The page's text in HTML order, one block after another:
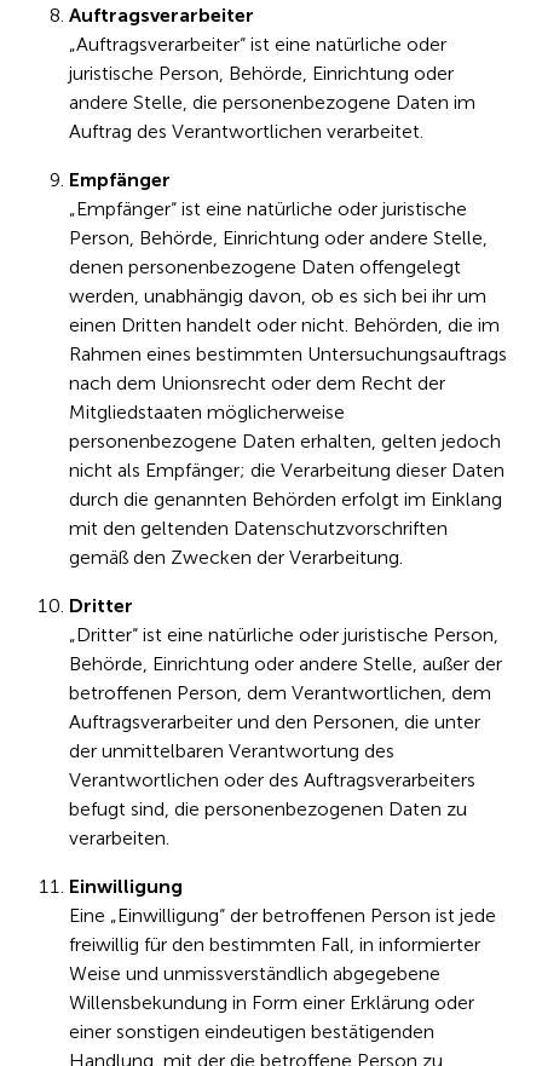
Auftragsverarbeiter
„Auftragsverarbeiter“ ist eine natürliche oder
juristische Person, Behörde, Einrichtung oder
andere Stelle, die personenbezogene Daten im
Auftrag des Verantwortlichen verarbeitet.
Empfänger
„Empfänger“ ist eine natürliche oder juristische
Person, Behörde, Einrichtung oder andere Stelle,
denen personenbezogene Daten offengelegt
werden, unabhängig davon, ob es sich bei ihr um
einen Dritten handelt oder nicht. Behörden, die im
Rahmen eines bestimmten Untersuchungsauftrags
nach dem Unionsrecht oder dem Recht der
Mitgliedstaaten möglicherweise
personenbezogene Daten erhalten, gelten jedoch
nicht als Empfänger; die Verarbeitung dieser Daten
durch die genannten Behörden erfolgt im Einklang
mit den geltenden Datenschutzvorschriften
gemäß den Zwecken der Verarbeitung.
Dritter
„Dritter“ ist eine natürliche oder juristische Person,
Behörde, Einrichtung oder andere Stelle, außer der
betroffenen Person, dem Verantwortlichen, dem
Auftragsverarbeiter und den Personen, die unter
der unmittelbaren Verantwortung des
Verantwortlichen oder des Auftragsverarbeiters
befugt sind, die personenbezogenen Daten zu
verarbeiten.
Einwilligung
Eine „Einwilligung“ der betroffenen Person ist jede
freiwillig für den bestimmten Fall, in informierter
Weise und unmissverständlich abgegebene
Willensbekundung in Form einer Erklärung oder
einer sonstigen eindeutigen bestätigenden
Handlung, mit der die betroffene Person zu